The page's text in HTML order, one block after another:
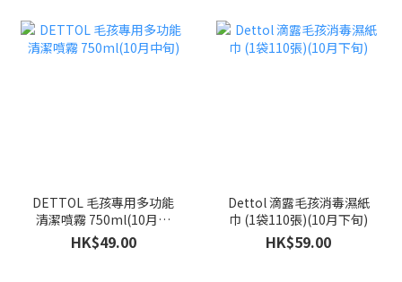
DETTOL 毛孩專用多功能
清潔噴霧 750ml(10月中
旬)
HK$49.00
Dettol 滴露毛孩消毒濕紙
巾 (1袋110張)(10月下旬)
HK$59.00